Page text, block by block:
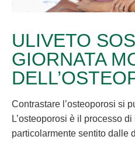
ULIVETO
GIORNATA
Contrastare l’osteoporosi si
L’osteoporosi è il processo
particolarmente sentito dalle